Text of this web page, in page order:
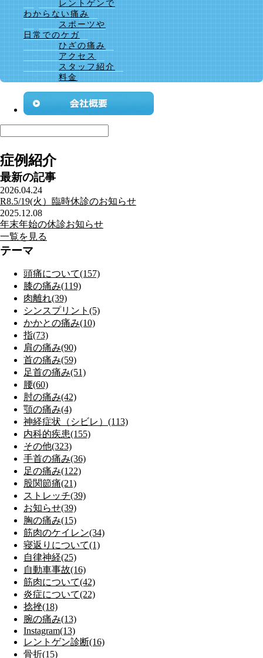
レントゲンで
わからない痛み
スポーツや
日常でのケガ
ひざの痛み
アクセス
スタッフ紹介
料金
症例紹介
最新の記事
2026.04.24
R8.5/19(火）臨時休診のお知らせ
2025.12.08
年末年始の休診お知らせ
一覧を見る
テーマ
頭痛について(157)
膝の痛み(119)
肉離れ(39)
シンスプリント(5)
かかとの痛み(10)
指(73)
肩の痛み(90)
首の痛み(59)
足首の痛み(51)
腰(60)
肘の痛み(42)
顎の痛み(4)
神経症状（シビレ）(113)
内科的疾患(155)
その他(323)
手首の痛み(36)
足の痛み(122)
股関節痛(21)
ストレッチ(39)
お知らせ(39)
胸の痛み(15)
筋肉のケイレン(34)
寝返りについて(1)
自律神経(25)
自動車事故(16)
筋肉について(42)
炎症について(22)
捻挫(18)
腕の痛み(13)
Instagram(13)
レントゲン診断(16)
骨折(15)